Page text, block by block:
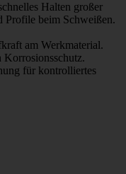
Halten großer
Profile beim Schweißen.
am Werkmaterial.
Korrosionsschutz.
für kontrolliertes